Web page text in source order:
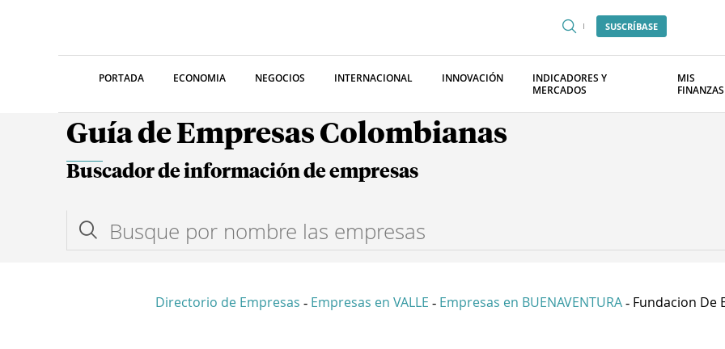
SUSCRÍBASE
PORTADA ECONOMIA NEGOCIOS INTERNACIONAL INNOVACIÓN
INDICADORES Y
MERCADOS
MIS
FINANZAS
Guía de Empresas Colombianas
Buscador de información de empresas
Directorio de Empresas - Empresas en VALLE - Empresas en BUENAVENTURA - Fundacion De